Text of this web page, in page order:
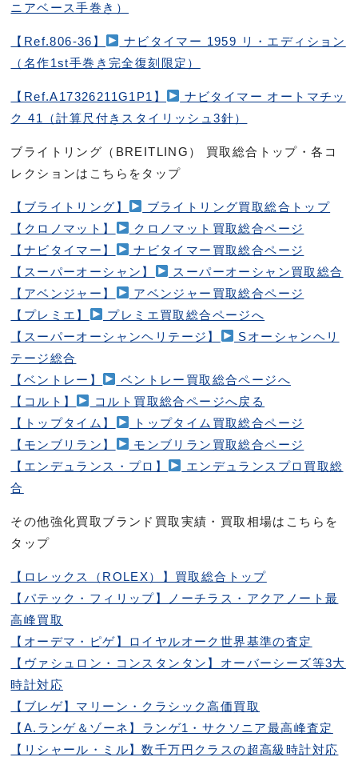
ニアベース手巻き）
【Ref.806-36】
ナビタイマー 1959 リ・エディション
（名作1st手巻き完全復刻限定）
【Ref.A17326211G1P1】
ナビタイマー オートマチッ
ク 41（計算尺付きスタイリッシュ3針）
ブライトリング（BREITLING） 買取総合トップ・各コ
レクションはこちらをタップ
【ブライトリング】
ブライトリング買取総合トップ
【クロノマット】
クロノマット買取総合ページ
【ナビタイマー】
ナビタイマー買取総合ページ
【スーパーオーシャン】
スーパーオーシャン買取総合
【アベンジャー】
アベンジャー買取総合ページ
【プレミエ】
プレミエ買取総合ページへ
【スーパーオーシャンヘリテージ】
Sオーシャンヘリ
テージ総合
【ベントレー】
ベントレー買取総合ページへ
【コルト】
コルト買取総合ページへ戻る
【トップタイム】
トップタイム買取総合ページ
【モンブリラン】
モンブリラン買取総合ページ
【エンデュランス・プロ】
エンデュランスプロ買取総
合
その他強化買取ブランド買取実績・買取相場はこちらを
タップ
【ロレックス（ROLEX）】買取総合トップ
【パテック・フィリップ】ノーチラス・アクアノート最
高峰買取
【オーデマ・ピゲ】ロイヤルオーク世界基準の査定
【ヴァシュロン・コンスタンタン】オーバーシーズ等3大
時計対応
【ブレゲ】マリーン・クラシック高価買取
【A.ランゲ＆ゾーネ】ランゲ1・サクソニア最高峰査定
【リシャール・ミル】数千万円クラスの超高級時計対応